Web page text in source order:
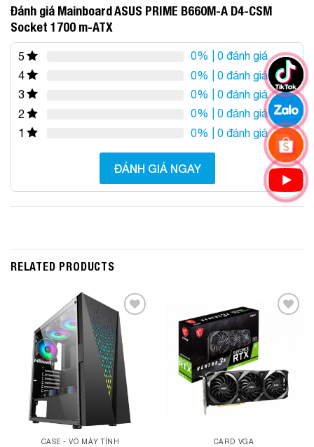
Đánh giá Mainboard ASUS PRIME B660M-A D4-CSM
Socket 1700 m-ATX
5 0% | 0 đánh giá
4
0% | 0 đánh giá
3
0% | 0 đánh giá
2
0% | 0 đánh giá
1
0% | 0 đánh giá
ĐÁNH GIÁ NGAY
RELATED PRODUCTS
Add to
Wishlist
CASE - VỎ MÁY TÍNH CARD VGA